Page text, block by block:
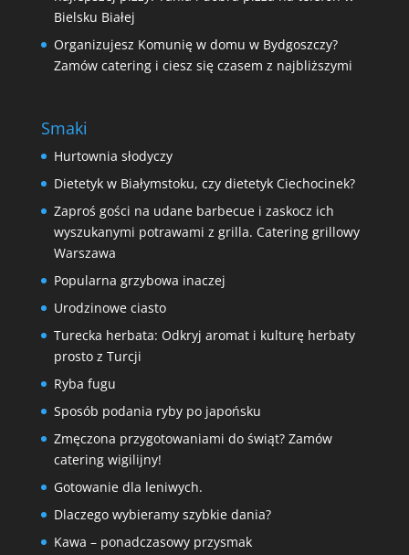
Bielsku Białej
Organizujesz Komunię w domu w Bydgoszczy?
Zamów catering i ciesz się czasem z najbliższymi
Smaki
Hurtownia słodyczy
Dietetyk w Białymstoku, czy dietetyk Ciechocinek?
Zaproś gości na udane barbecue i zaskocz ich
wyszukanymi potrawami z grilla. Catering grillowy
Warszawa
Popularna grzybowa inaczej
Urodzinowe ciasto
Turecka herbata: Odkryj aromat i kulturę herbaty
prosto z Turcji
Ryba fugu
Sposób podania ryby po japońsku
Zmęczona przygotowaniami do świąt? Zamów
catering wigilijny!
Gotowanie dla leniwych.
Dlaczego wybieramy szybkie dania?
Kawa – ponadczasowy przysmak